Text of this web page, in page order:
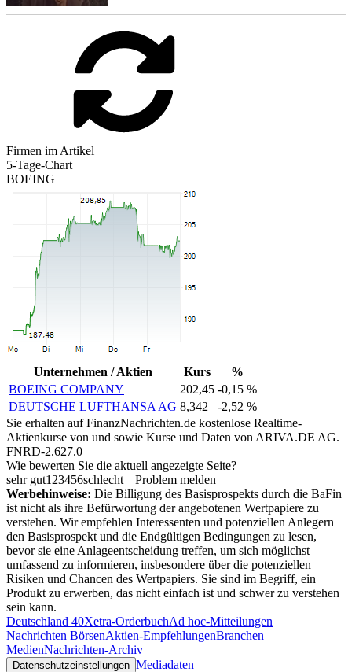
Firmen im Artikel
5-Tage-Chart
BOEING
Unternehmen / Aktien Kurs
%
BOEING COMPANY
202,45 -0,15 %
DEUTSCHE LUFTHANSA AG 8,342
-2,52 %
Sie erhalten auf FinanzNachrichten.de kostenlose Realtime-
Aktienkurse von und sowie Kurse und Daten von ARIVA.DE AG.
FNRD-2.627.0
Wie bewerten Sie die aktuell angezeigte Seite?
sehr gut1 23456schlecht
Problem melden
Werbehinweise: Die Billigung des Basisprospekts durch die BaFin
ist nicht als ihre Befürwortung der angebotenen Wertpapiere zu
verstehen. Wir empfehlen Interessenten und potenziellen Anlegern
den Basisprospekt und die Endgültigen Bedingungen zu lesen,
bevor sie eine Anlageentscheidung treffen, um sich möglichst
umfassend zu informieren, insbesondere über die potenziellen
Risiken und Chancen des Wertpapiers. Sie sind im Begriff, ein
Produkt zu erwerben, das nicht einfach ist und schwer zu verstehen
sein kann.
Deutschland 40Xetra-OrderbuchAd hoc-Mitteilungen
Nachrichten BörsenAktien-EmpfehlungenBranchen
MedienNachrichten-Archiv
Datenschutzeinstellungen Mediadaten